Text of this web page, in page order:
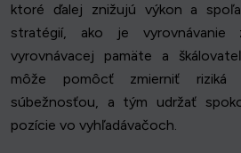
ktoré ďalej znižujú výkon a
stratégií, ako je vyrovnávanie
vyrovnávacej pamäte a
môže pomôcť zmierniť riziká
súbežnosťou, a tým udržať
pozície vo vyhľadávačoch.